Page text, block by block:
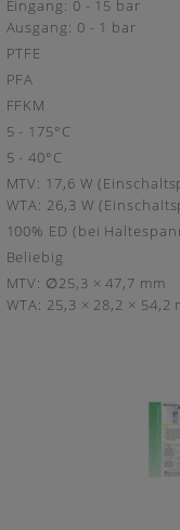
Eingang: 0 - 15 bar
Ausgang: 0 - 1 bar
PTFE
PFA
FFKM
5 - 175°C
5 - 40°C
MTV: 17,6 W
WTA: 26,3 W
100% ED (bei
Beliebig
MTV: ∅25,3 × 47,7 mm
WTA: 25,3 × 28,2 × 54,2